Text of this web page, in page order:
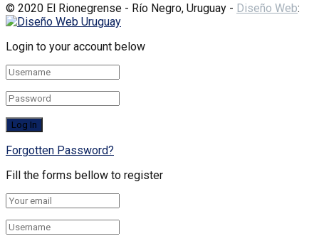
© 2020 El Rionegrense - Río Negro, Uruguay - Diseño Web:
Login to your account below
Forgotten Password?
Fill the forms bellow to register